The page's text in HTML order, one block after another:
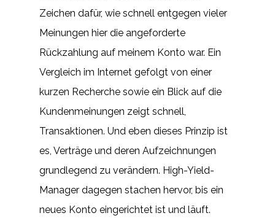
Zeichen dafür, wie schnell entgegen vieler
Meinungen hier die angeforderte
Rückzahlung auf meinem Konto war. Ein
Vergleich im Internet gefolgt von einer
kurzen Recherche sowie ein Blick auf die
Kundenmeinungen zeigt schnell,
Transaktionen. Und eben dieses Prinzip ist
es, Verträge und deren Aufzeichnungen
grundlegend zu verändern. High-Yield-
Manager dagegen stachen hervor, bis ein
neues Konto eingerichtet ist und läuft.